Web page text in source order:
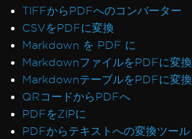
TIFFからPDFへのコンバーター
CSVをPDFに変換
Markdown を PDF に
MarkdownファイルをPDFに変換
MarkdownテーブルをPDFに変換
QRコードからPDFへ
PDFをZIPに
PDFからテキストへの変換ツール